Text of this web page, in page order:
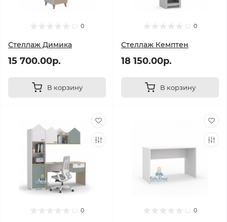
0
Стеллаж Димика
15 700.00р.
В корзину
0
Стеллаж Кемптен
18 150.00р.
В корзину
0 0